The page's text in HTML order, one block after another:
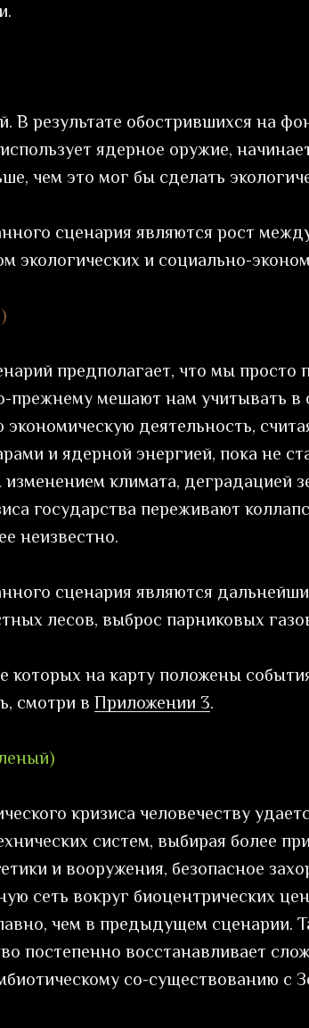
В результате обострившихся на
ядерное оружие,
чем это мог бы сделать
сценария являются рост
экологических и социально-
предполагает, что мы
прежнему мешают нам учитывать в
деятельность,
и ядерной энергией, пока не
климата, деградацией
государства переживают
неизвестно.
сценария являются
лесов, выброс парниковых
которых на карту положены
смотри в Приложении 3.
кризиса человечеству
систем, выбирая более
и вооружения, безопасное
сеть вокруг биоцентрических
чем в предыдущем сценарии.
постепенно восстанавливает
со-существованию с